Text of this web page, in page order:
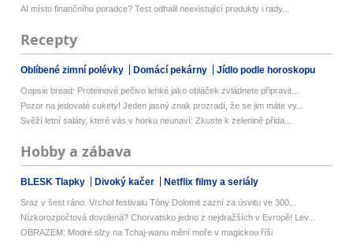
AI místo finančního poradce? Test odhalil neexistující produkty i rady...
Recepty
Oblíbené zimní polévky Domácí pekárny Jídlo podle horoskopu
Oopsie bread: Proteinové pečivo lehké jako obláček zvládnete připravit...
Pozor na jedovaté cukety! Jeden jasný znak prozradí, že se jim máte vy...
Svěží letní saláty, které vás v horku neunaví: Zkuste k zelenině přida...
Hobby a zábava
BLESK Tlapky Divoký kačer Netflix filmy a seriály
Sraz v šest ráno. Vrchol festivalu Tóny Dolomit zazní za úsvitu ve 300...
Nízkorozpočtová dovolená? Chorvatsko jedno z nejdražších v Evropě! Lev...
OBRAZEM: Modré slzy na Tchaj-wanu mění moře v magickou říši